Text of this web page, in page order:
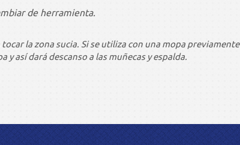
de herramienta.
la zona sucia. Si se utiliza con una mopa previamente
así dará descanso a las muñecas y espalda.